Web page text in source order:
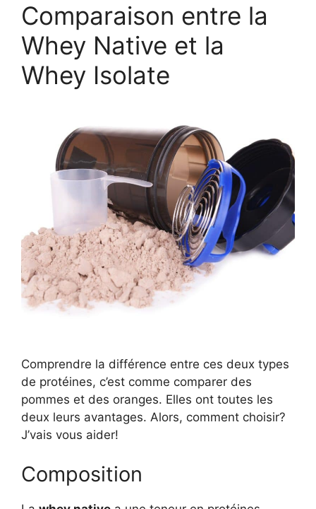
Comparaison entre la
Whey Native et la
Whey Isolate
Comprendre la différence entre ces deux types
de protéines, c’est comme comparer des
pommes et des oranges. Elles ont toutes les
deux leurs avantages. Alors, comment choisir?
J’vais vous aider!
Composition